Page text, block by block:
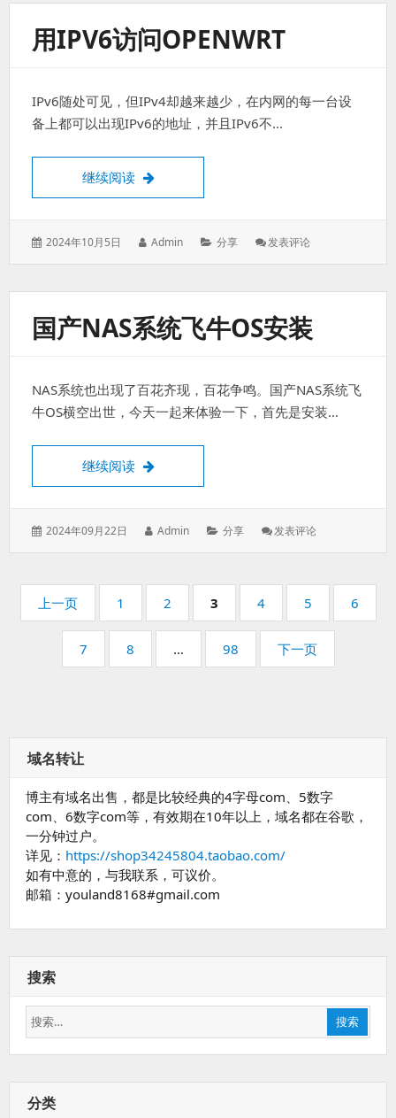
新
共
用IPV6访问OPENWRT
IPv6随处可见，但IPv4却越来越少，在内网的每一台设
备上都可以出现IPv6的地址，并且IPv6不…
继续阅读 用IPv6访问Openwrt
发
2024年10月5日
作
Admin
分
分享 发表评论: 用
问
国产NAS系统飞牛OS安装
NAS系统也出现了百花齐现，百花争鸣。国产NAS系统飞
牛OS横空出世，今天一起来体验一下，首先是安装…
继续阅读 国产NAS系统飞牛OS安装
发
2024年09月22日
作
Admin
分
分享 发表评论: 国
牛
OS
安
分
上一页
页
码：
1
页
码：
2
页
码：
3
页
码：
4
页
码：
5
页
码：
6
页
码：
7
页
码：
8 …
页
码：
98 下一页
域名转让
博主有域名出售，都是比较经典的4字母com、5数字
com、6数字com等，有效期在10年以上，域名都在谷歌，
一分钟过户。
详见： https://shop34245804.taobao.com/
如有中意的，与我联系，可议价。
邮箱：youland8168#gmail.com
搜索
搜
索：
搜索
分类